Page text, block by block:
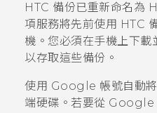
登入
HTC 備份已重新命名為
項服務將先前使用 HTC
機。您必須在手機上下載
以存取這些備份。
使用 Google 帳號自動
端硬碟 。若要從 Google